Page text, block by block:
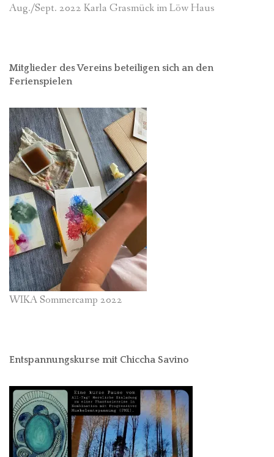
Aug./Sept. 2022 Karla Grasmück im Löw Haus
Mitglieder des Vereins beteiligen sich an den
Ferienspielen
WIKA Sommercamp 2022
Entspannungskurse mit Chiccha Savino